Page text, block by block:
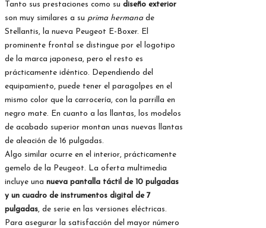
Tanto sus prestaciones como su diseño exterior
son muy similares a su prima hermanade
Stellantis, la nueva Peugeot E-Boxer. El
prominente frontal se distingue por el logotipo
de la marca japonesa, pero el resto es
prácticamente idéntico. Dependiendo del
equipamiento, puede tener el paragolpes en el
mismo color que la carrocería, con la parrilla en
negro mate. En cuanto a las llantas, los modelos
de acabado superior montan unas nuevas llantas
de aleación de 16 pulgadas.
Algo similar ocurre en el interior, prácticamente
gemelo de la Peugeot. La oferta multimedia
incluye una nueva pantalla táctil de 10 pulgadas
y un cuadro de instrumentos digital de 7
pulgadas, de serie en las versiones eléctricas.
Para asegurar la satisfacción del mayor número